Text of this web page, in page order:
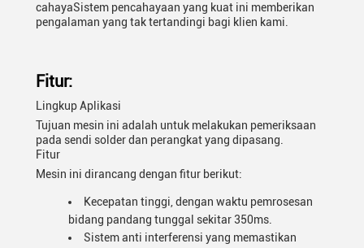
cahayaSistem pencahayaan yang kuat ini memberikan
pengalaman yang tak tertandingi bagi klien kami.
Fitur:
Lingkup Aplikasi
Tujuan mesin ini adalah untuk melakukan pemeriksaan
pada sendi solder dan perangkat yang dipasang.
Fitur
Mesin ini dirancang dengan fitur berikut:
Kecepatan tinggi, dengan waktu pemrosesan
bidang pandang tunggal sekitar 350ms.
Sistem anti interferensi yang memastikan